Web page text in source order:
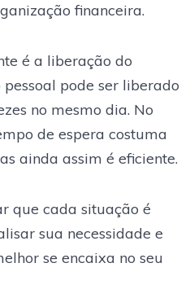
financeira.
é a liberação do
pode ser liberado
no mesmo dia. No
de espera costuma
ainda assim é eficiente.
que cada situação é
sua necessidade e
se encaixa no seu